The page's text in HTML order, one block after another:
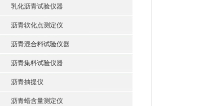
乳化沥青试验仪器
沥青软化点测定仪
沥青混合料试验仪器
沥青集料试验仪器
沥青抽提仪
沥青蜡含量测定仪